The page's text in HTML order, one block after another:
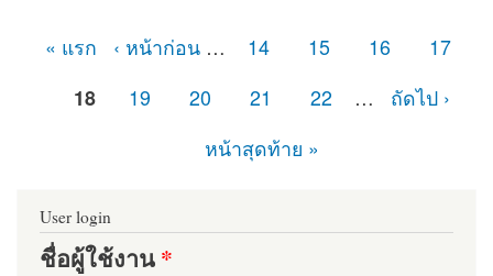
« แรก ‹ หน้าก่อน … 14 15 16
17
18
19 20 21 22 …
ถัดไป ›
หน้าสุดท้าย »
User login
ชื่อผู้ใช้งาน*